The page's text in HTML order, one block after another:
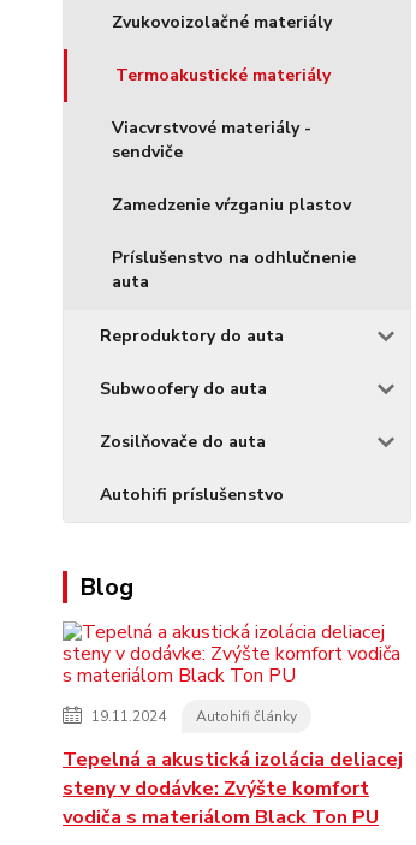
Zvukovoizolačné materiály
Termoakustické materiály
Viacvrstvové materiály -
sendviče
Zamedzenie vŕzganiu plastov
Príslušenstvo na odhlučnenie
auta
Reproduktory do auta
Subwoofery do auta
Zosilňovače do auta
Autohifi príslušenstvo
Blog
19.11.2024 Autohifi články
Tepelná a akustická izolácia deliacej
steny v dodávke: Zvýšte komfort
vodiča s materiálom Black Ton PU